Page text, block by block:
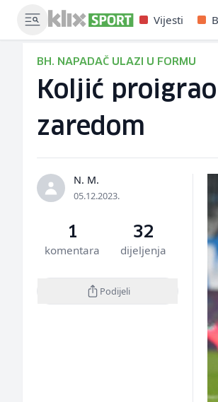
Vijesti
BH. NAPADAČ ULAZI U FORMU
Koljić
zaredom
N. M.
05.12.2023.
1
komentara
32
dijeljenja
Podijeli